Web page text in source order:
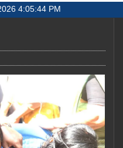
4:05:44 PM